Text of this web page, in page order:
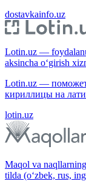
dostavkainfo.uz
Lotin.uz —
aksincha o‘girish
Lotin.uz — поможет
кириллицы на
lotin.uz
Maqol va
tilda (o‘zbek, rus,